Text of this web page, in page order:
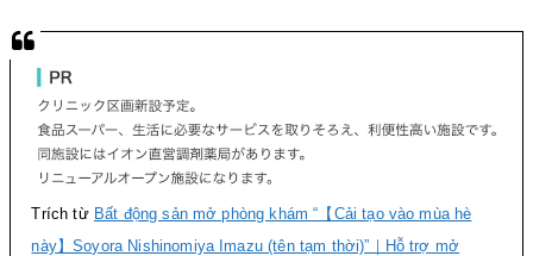
Trích từ Bất động sản mở phòng khám “【Cải tạo vào mùa hè
này】Soyora Nishinomiya Imazu (tên tạm thời)”｜Hỗ trợ mở